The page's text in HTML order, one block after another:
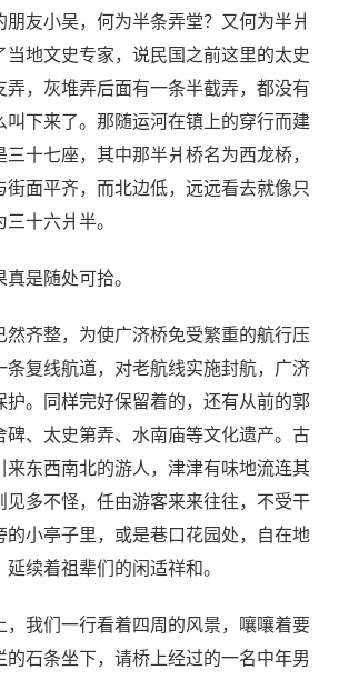
朋友小吴，何为半条弄堂？又何为半爿
当地文史专家，说民国之前这里的太史
弄，灰堆弄后面有一条半截弄，都没有
叫下来了。那随运河在镇上的穿行而建
十七座，其中那半爿桥名为西龙桥，
街面平齐，而北边低，远远看去就像只
十六爿半。
是随处可拾。
然齐整，为使广济桥免受繁重的航行压
条复线航道，对老航线实施封航，广济
护。同样完好保留着的，还有从前的郭
碑、太史第弄、水南庙等文化遗产。古
来东西南北的游人，津津有味地流连其
见多不怪，任由游客来来往往，不受干
的小亭子里，或是巷口花园处，自在地
续着祖辈们的闲适祥和。
，我们一行看着四周的风景，嚷嚷着要
的石条坐下，请桥上经过的一名中年男